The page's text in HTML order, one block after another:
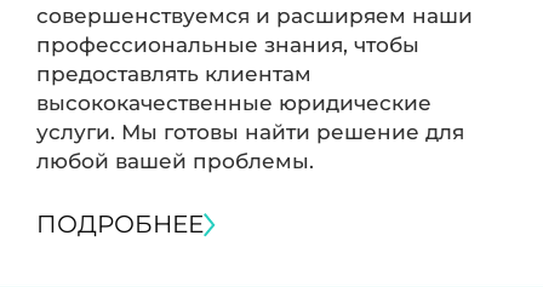
совершенствуемся и расширяем наши
профессиональные знания, чтобы
предоставлять клиентам
высококачественные юридические
услуги. Мы готовы найти решение для
любой вашей проблемы.
ПОДРОБНЕЕ